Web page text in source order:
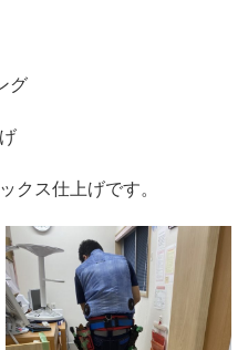
グ
クス仕上げです。